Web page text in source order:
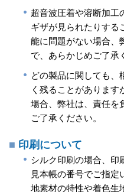
超音波圧着や溶断加工
ギザが見られたりする
能に問題がない場合、
で、あらかじめご了承
どの製品に関しても、
く残ることがありま
場合、弊社は、責任を
ご了承ください。
印刷について
シルク印刷の場合、印
見本帳の番号でご指定
地素材の特性や着色生